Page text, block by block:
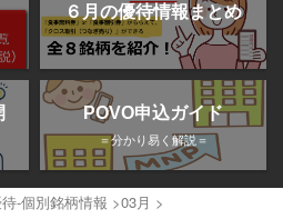
６月の優待情報まとめ
POVO申込ガイド
＝分かり易く解説＝
-個別銘柄情報 >03月 >